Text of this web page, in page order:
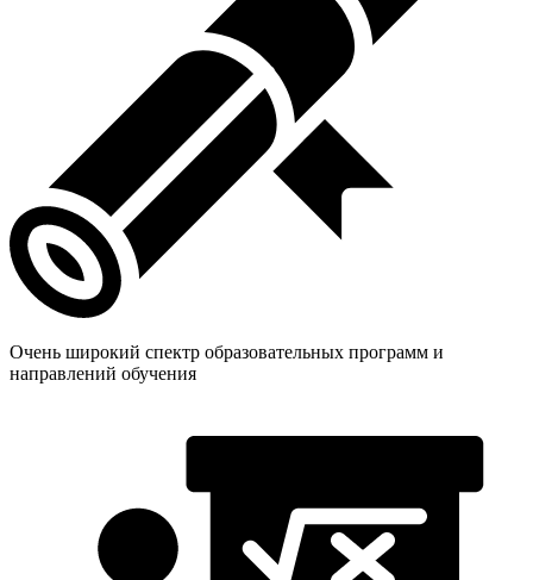
Очень широкий спектр образовательных программ и
направлений обучения